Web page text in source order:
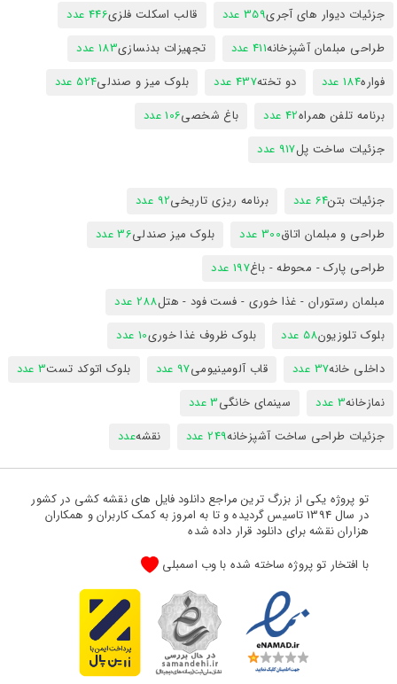
جزئیات دیوار های آجری359 عدد قالب اسکلت فلزی446 عدد
طراحی مبلمان آشپزخانه411 عدد تجهیزات بدنسازی183 عدد
فواره184 عدد دو تخته437 عدد بلوک میز و صندلی524 عدد
برنامه تلفن همراه42 عدد باغ شخصی106 عدد
جزئیات ساخت پل917 عدد
جزئیات بتن64 عدد برنامه ریزی تاریخی92 عدد
طراحی و مبلمان اتاق300 عدد بلوک میز صندلی36 عدد
طراحی پارک - محوطه - باغ197 عدد
مبلمان رستوران - غذا خوری - فست فود - هتل288 عدد
بلوک تلوزیون58 عدد بلوک ظروف غذا خوری10 عدد
داخلی خانه37 عدد قاب آلومینیومی97 عدد بلوک اتوکد تست3 عدد
نمازخانه3 عدد سینمای خانگی3 عدد
جزئیات طراحی ساخت آشپزخانه249 عدد نقشهعدد
تو پروژه یکی از بزرگ ترین مراجع دانلود فایل های نقشه کشی در کشور
در سال 1394 تاسیس گردیده و تا به امروز به کمک کاربران و همکاران
هزاران نقشه برای دانلود قرار داده شده
با افتخار تو پروژه ساخته شده با وب اسمبلی